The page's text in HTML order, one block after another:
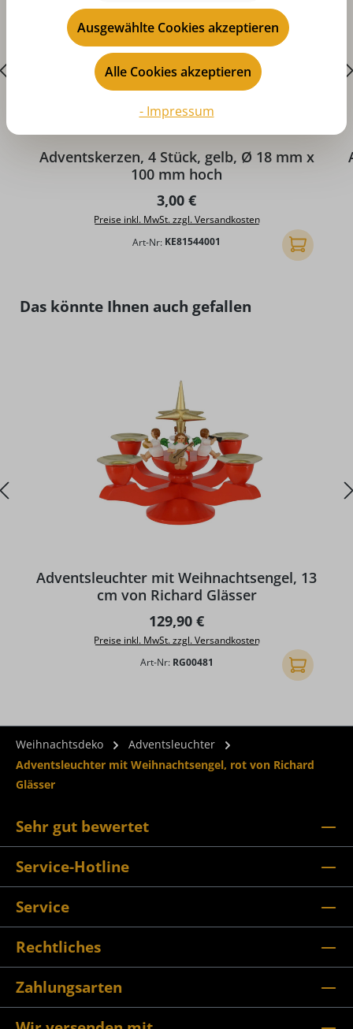
Adventskerzen, 4 Stück, gelb, Ø 18 mm x
100 mm hoch
Regulärer Preis:
3,00 €
Preise inkl. MwSt. zzgl. Versandkosten
Art-Nr: KE81544001 In den
Produktgalerie überspringen
Das könnte Ihnen auch gefallen
Adventsleuchter mit Weihnachtsengel, 13
cm von Richard Glässer
Regulärer Preis:
129,90 €
Preise inkl. MwSt. zzgl. Versandkosten
Art-Nr: RG00481 In den
Weihnachtsdeko
Adventsleuchter
Adventsleuchter mit Weihnachtsengel, rot von Richard
Glässer
Sehr gut bewertet
Service-Hotline
Service
Rechtliches
Zahlungsarten
Ausgewählte Cookies akzeptieren
Alle Cookies akzeptieren
- Impressum